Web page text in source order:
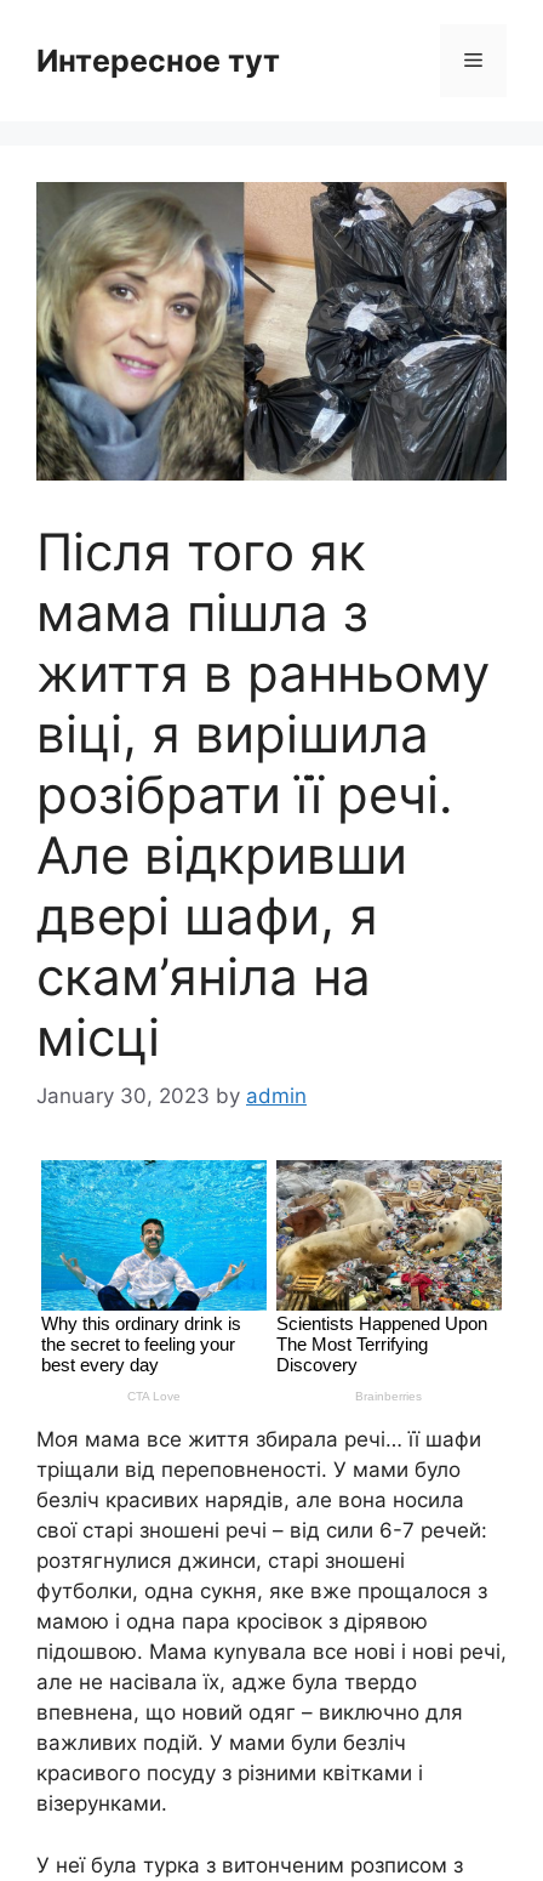
contentИнтересное тут Menu
Після того як
мама пішла з
життя в ранньому
віці, я вирішила
розібрати її речі.
Але відкривши
двері шафи, я
скам’яніла на
місці
January 30, 2023 by admin
Моя мама все життя збирала речі… її шафи
тріщали від переповненості. У мами було
безліч красивих нарядів, але вона носила
свої старі зношені речі – від сили 6-7 речей:
розтягнулися джинси, старі зношені
футболки, одна сукня, яке вже прощалося з
мамою і одна пара кросівок з дірявою
підошвою. Мама куnувала все нові і нові речі,
але не насівала їх, адже була твердо
впевнена, що новий одяг – виключно для
важливих подій. У мами були безліч
красивого посуду з різними квітками і
візерунками.
У неї була турка з витонченим розписом з